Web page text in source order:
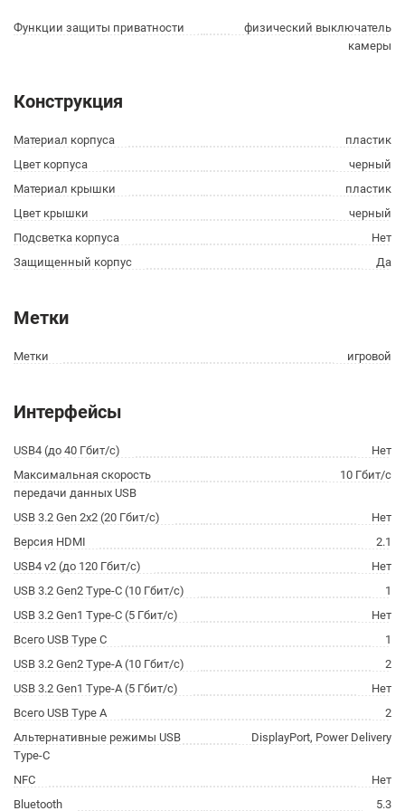
Функции защиты приватности
физический выключатель
камеры
Конструкция
Материал корпуса
пластик
Цвет корпуса
черный
Материал крышки
пластик
Цвет крышки
черный
Подсветка корпуса
Нет
Защищенный корпус
Да
Метки
Метки игровой
Интерфейсы
USB4 (до 40 Гбит/с)
Нет
Максимальная скорость
передачи данных USB
10 Гбит/с
USB 3.2 Gen 2x2 (20 Гбит/с)
Нет
Версия HDMI
2.1
USB4 v2 (до 120 Гбит/с)
Нет
USB 3.2 Gen2 Type-C (10 Гбит/с)
1
USB 3.2 Gen1 Type-C (5 Гбит/с)
Нет
Всего USB Type C
1
USB 3.2 Gen2 Type-A (10 Гбит/с)
2
USB 3.2 Gen1 Type-A (5 Гбит/с)
Нет
Всего USB Type A
2
Альтернативные режимы USB
Type-C
DisplayPort, Power Delivery
NFC
Нет
Bluetooth
5.3